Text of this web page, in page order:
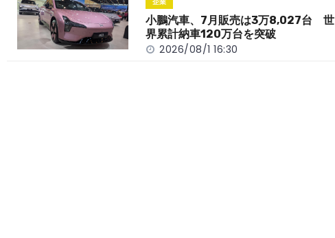
小鵬汽車、7月販売は3万8,027台 世
界累計納車120万台を突破
2026/08/1 16:30